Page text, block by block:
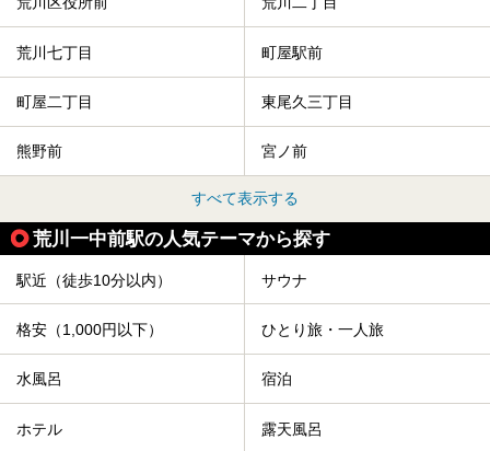
荒川七丁目 町屋駅前
町屋二丁目 東尾久三丁目
熊野前 宮ノ前
すべて表示する
荒川一中前駅の人気テーマから探す
駅近（徒歩10分以内） サウナ
格安（1,000円以下） ひとり旅・一人旅
水風呂 宿泊
ホテル 露天風呂